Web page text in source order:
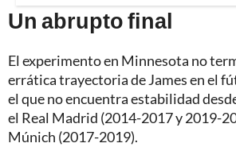
Un abrupto final
El experimento en Minnesota no
errática trayectoria de James en el
el que no encuentra estabilidad
el Real Madrid (2014-2017 y 2019-
Múnich (2017-2019).